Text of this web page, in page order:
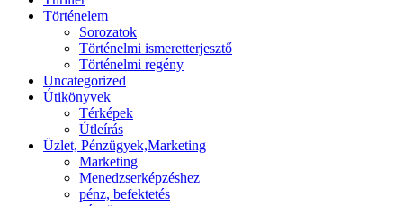
Történelem
Sorozatok
Történelmi ismeretterjesztő
Történelmi regény
Uncategorized
Útikönyvek
Térképek
Útleírás
Üzlet, Pénzügyek,Marketing
Marketing
Menedzserképzéshez
pénz, befektetés